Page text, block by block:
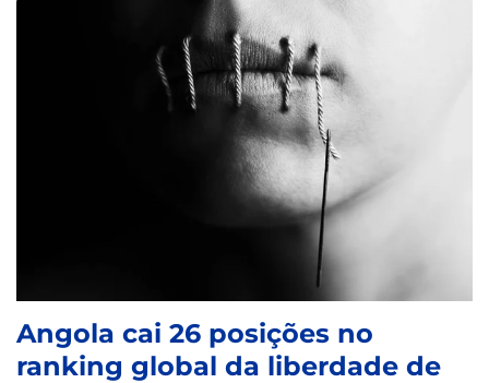
Angola cai 26 posições no
ranking global da liberdade de